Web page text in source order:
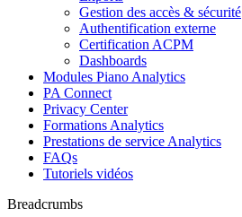
Gestion des accès & sécurité
Authentification externe
Certification ACPM
Dashboards
Modules Piano Analytics
PA Connect
Privacy Center
Formations Analytics
Prestations de service Analytics
FAQs
Tutoriels vidéos
Breadcrumbs